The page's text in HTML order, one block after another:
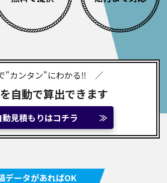
"カンタン"にわかる‼ ／
自動で算出できます
動見積もりはコチラ ≫
データがあればOK